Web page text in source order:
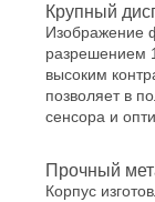
Крупный
Изображение
разрешением
высоким
позволяет в
сенсора и
Прочный
Корпус